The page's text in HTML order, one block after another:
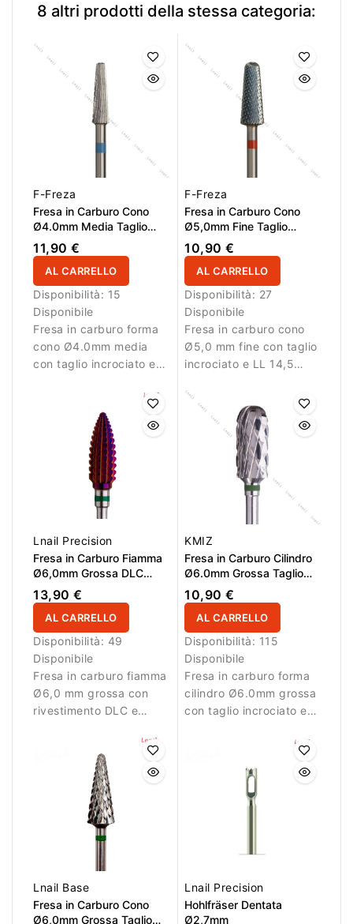
8 altri prodotti della stessa categoria:
F-Freza
Fresa in Carburo Cono
Ø4.0mm Media Taglio
Incrociato LL 12.0mm
11,90 €
AL CARRELLO
Disponibilità: 15
Disponibile
Fresa in carburo forma
cono Ø4.0mm media
con taglio incrociato e
rimozione controllata
del materiale.
F-Freza
Fresa in Carburo Cono
Ø5,0mm Fine Taglio
Incrociato LL 14,5mm
10,90 €
AL CARRELLO
Disponibilità: 27
Disponibile
Fresa in carburo cono
Ø5,0 mm fine con taglio
incrociato e LL 14,5
rifinitura.
Lnail Precision
Fresa in Carburo Fiamma
Ø6,0mm Grossa DLC
Taglio Longitudinale LL
14,6mm
13,90 €
AL CARRELLO
Disponibilità: 49
Disponibile
Fresa in carburo fiamma
Ø6,0 mm grossa con
rivestimento DLC e
Ideale per rimozione
efficiente del materiale.
KMIZ
Fresa in Carburo Cilindro
Ø6.0mm Grossa Taglio
Incrociato LL 13.0mm
10,90 €
AL CARRELLO
Disponibilità: 115
Disponibile
Fresa in carburo forma
cilindro Ø6.0mm grossa
con taglio incrociato e
rimozione efficiente del
Lnail Base
Fresa in Carburo Cono
Ø6,0mm Grossa Taglio
Lnail Precision
Hohlfräser Dentata
Ø2,7mm